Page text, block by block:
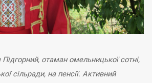
отаман омельницької сотні,
сільради, на пенсії. Активний